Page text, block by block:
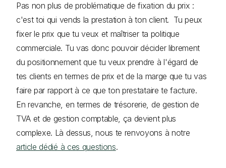
Pas non plus de problématique de fixation du prix :
c'est toi qui vends la prestation à ton client. Tu peux
fixer le prix que tu veux et maîtriser ta politique
commerciale. Tu vas donc pouvoir décider librement
du positionnement que tu veux prendre à l'égard de
tes clients en termes de prix et de la marge que tu vas
faire par rapport à ce que ton prestataire te facture.
En revanche, en termes de trésorerie, de gestion de
TVA et de gestion comptable, ça devient plus
complexe. Là dessus, nous te renvoyons à notre
article dédié à ces questions.